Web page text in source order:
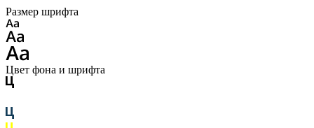
Размер шрифта
Цвет фона и шрифта